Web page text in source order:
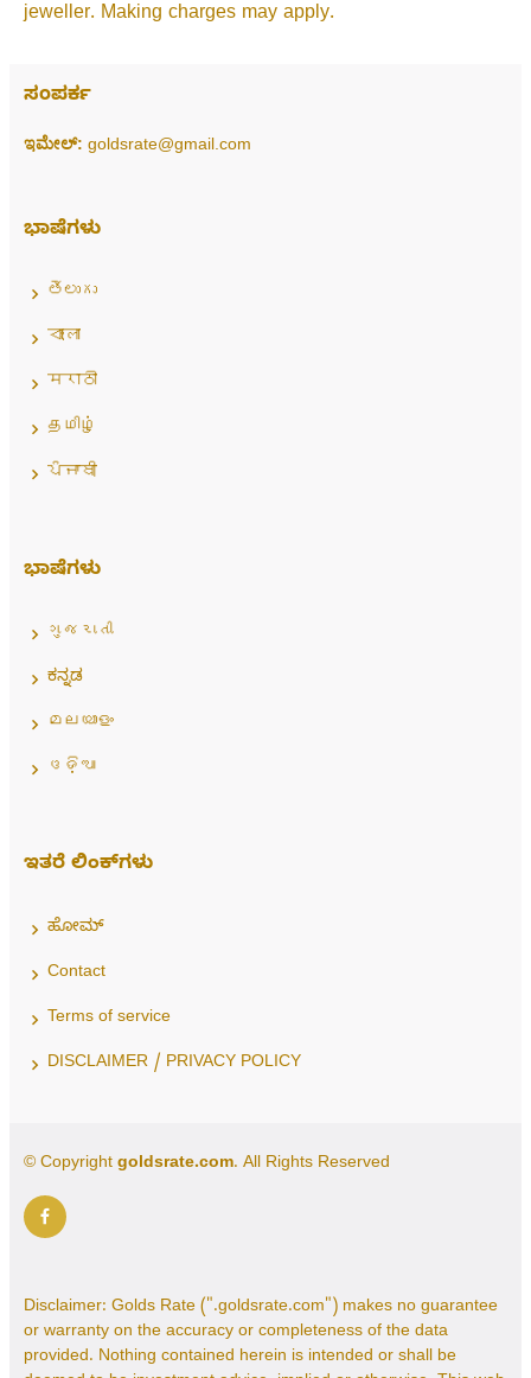
jeweller. Making charges may apply.
ಸಂಪರ್ಕ
ಇಮೇಲ್: goldsrate@gmail.com
ಭಾಷೆಗಳು
తెలుగు
বাংলা
मराठी
தமிழ்
ਪੰਜਾਬੀ
ಭಾಷೆಗಳು
ગુજરાતી
ಕನ್ನಡ
മലയാളം
ଓଡ଼ିଆ
ಇತರೆ ಲಿಂಕ್‌ಗಳು
ಹೋಮ್
Contact
Terms of service
DISCLAIMER / PRIVACY POLICY
© Copyright goldsrate.com. All Rights Reserved
Disclaimer: Golds Rate (".goldsrate.com") makes no guarantee
or warranty on the accuracy or completeness of the data
provided. Nothing contained herein is intended or shall be